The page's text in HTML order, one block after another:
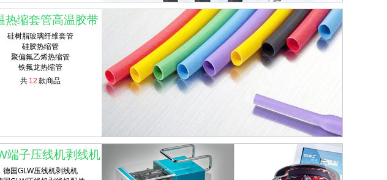
热缩套管高温胶带
硅树脂玻璃纤维套管
硅胶热缩管
聚偏氟乙烯热缩管
铁氟龙热缩管
共 12 款商品
端子压线机剥线机
德国GLW压线机剥线机